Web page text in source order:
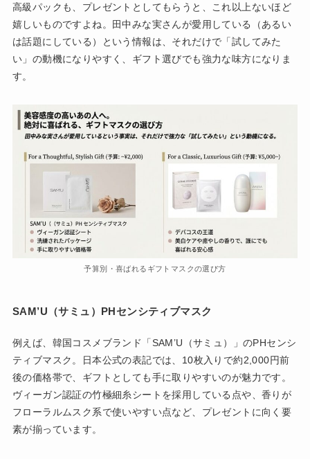
高級パックも、プレゼントとしてもらうと、これ以上ないほど
嬉しいものですよね。田中みな実さんが愛用している（あるい
は話題にしている）という情報は、それだけで「試してみた
い」の動機になりやすく、ギフト選びでも強力な味方になりま
す。
予算別・喜ばれるギフトマスクの選び方
SAM’U（サミュ）PHセンシティブマスク
例えば、韓国コスメブランド「SAM’U（サミュ）」のPHセンシ
ティブマスク。日本公式の表記では、10枚入りで約2,000円前
後の価格帯で、ギフトとしても手に取りやすいのが魅力です。
ヴィーガン認証の竹極細糸シートを採用している点や、香りが
フローラルムスク系で使いやすい点など、プレゼントに向く要
素が揃っています。